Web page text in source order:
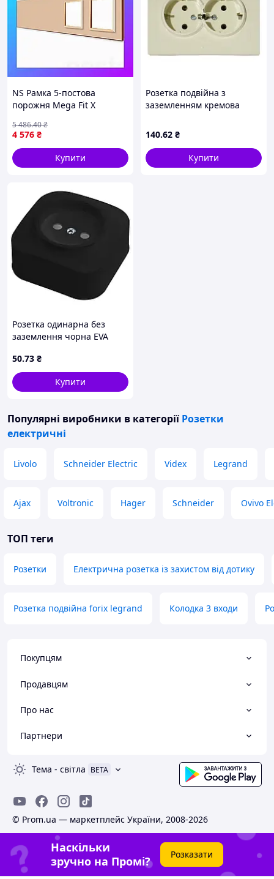
NS Рамка 5-постова
порожня Mega Fit Х
Х-0-0) LIVOLO, загартоване
скло, золота, Nes22/Q
4 576 ₴
5 486.40₴
Купити
Розетка подвійна з
заземленням кремова
140.62 ₴
Купити
Розетка одинарна без
заземлення чорна EVA
50.73 ₴
Купити
Популярні виробники в категорії Розетки
електричні
Livolo Schneider Electric Videx Legrand
Ajax Voltronic Hager Schneider Ovivo
ТОП теги
Розетки Електрична розетка із захистом від дотику
Розетка подвійна forix legrand Колодка 3 входи
Покупцям
Продавцям
Про нас
Партнери
Тема - світла BETA
© Prom.ua — маркетплейс України, 2008-2026
Наскільки
зручно на Промі?
Розказати